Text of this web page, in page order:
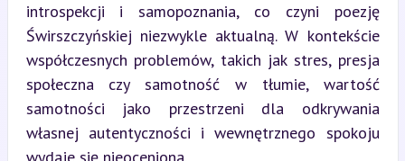
introspekcji i samopoznania, co czyni poezję
Świrszczyńskiej niezwykle aktualną. W kontekście
współczesnych problemów, takich jak stres, presja
społeczna czy samotność w tłumie, wartość
samotności jako przestrzeni dla odkrywania
własnej autentyczności i wewnętrznego spokoju